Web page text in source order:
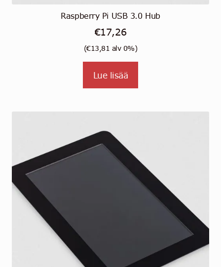
Raspberry Pi USB 3.0 Hub
€17,26
(€13,81 alv 0%)
Lue lisää